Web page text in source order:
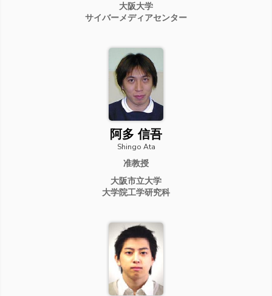
大阪大学
サイバーメディアセンター
阿多 信吾
Shingo Ata
准教授
大阪市立大学
大学院工学研究科